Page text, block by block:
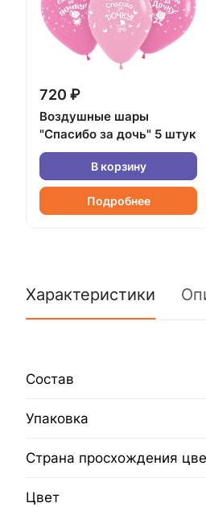
720 ₽
Воздушные шары
"Спасибо за дочь" 5 штук
В корзину
Подробнее
Характеристики
Состав
Упаковка
Страна просхождения
Цвет